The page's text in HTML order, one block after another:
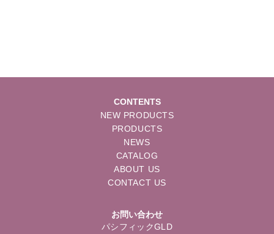
CONTENTS
NEW PRODUCTS
PRODUCTS
NEWS
CATALOG
ABOUT US
CONTACT US
お問い合わせ
パシフィックGLD